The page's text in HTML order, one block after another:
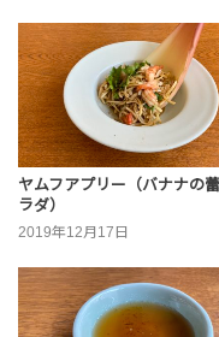
ヤムフアプリー（バナナの
ラダ）
2019年12月17日